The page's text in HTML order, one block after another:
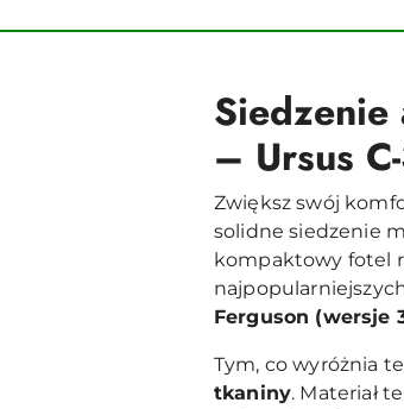
Siedzenie
– Ursus
Zwiększ swój
solidne siedzenie
kompaktowy fotel
Ferguson (wersje
Tym, co wyróżnia
tkaniny. Materiał